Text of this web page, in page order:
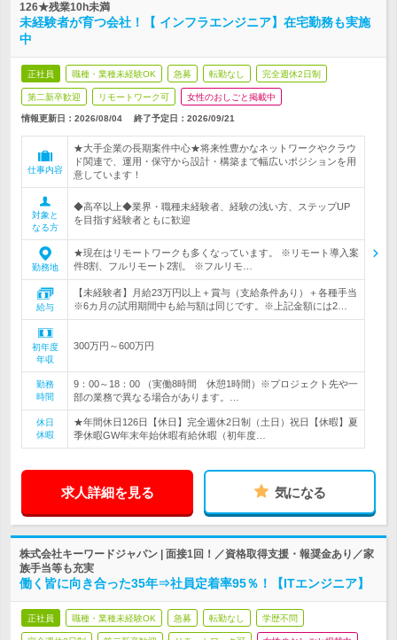
126★残業10h未満
未経験者が育つ会社！【 インフラエンジニア】在宅勤務も実施
中
正社員 職種・業種未経験OK 急募 転勤なし 完全週休2日制
第二新卒歓迎 リモートワーク可 女性のおしごと掲載中
情報更新日：2026/08/04 終了予定日： 2026/09/21
仕事内容
★大手企業の長期案件中心★将来性豊かなネットワークやクラウ
ド関連で、運用・保守から設計・構築まで幅広いポジションを用
意しています！
対象と
なる方
◆高卒以上◆業界・職種未経験者、経験の浅い方、ステップUP
を目指す経験者ともに歓迎
勤務地
★現在はリモートワークも多くなっています。 ※リモート導入案
件8割、フルリモート2割。 ※フルリモ…
給与
【未経験者】月給23万円以上＋賞与（支給条件あり）＋各種手当
※6カ月の試用期間中も給与額は同じです。※上記金額には2…
初年度
年収
300万円～600万円
勤務
時間
9：00～18：00 （実働8時間 休憩1時間）※プロジェクト先や一
部の業務で異なる場合があります。…
休日
休暇
★年間休日126日【休日】完全週休2日制（土日）祝日【休暇】夏
季休暇GW年末年始休暇有給休暇（初年度…
求人詳細を見る 気になる
株式会社キーワードジャパン | 面接1回！／資格取得支援・報奨金あり／家
族手当等も充実
働く皆に向き合った35年⇒社員定着率95％！【ITエンジニア】
正社員 職種・業種未経験OK 急募 転勤なし 学歴不問